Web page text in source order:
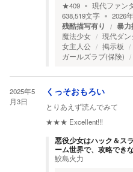
★409 現代ファン
638,519文字 2026
残酷描写有り 暴力
魔法少女 現代ダン
女主人公
掲示板
ガールズラブ(保険)
2025年5
月3日
くっそおもろい
とりあえず読んでみて
★★★ Excellent!!!
悪役少女はハック＆ス
ーム世界で、攻略でき
鮫島火力